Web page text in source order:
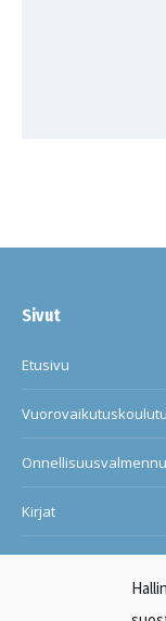
Sivut
Etusivu
Kirjat
Blogi